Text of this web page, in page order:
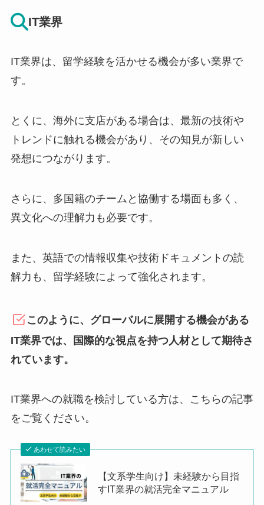
IT業界
IT業界は、留学経験を活かせる機会が多い業界で
す。
とくに、海外に支店がある場合は、最新の技術や
トレンドに触れる機会があり、その知見が新しい
発想につながります。
さらに、多国籍のチームと協働する場面も多く、
異文化への理解力も必要です。
また、英語での情報収集や技術ドキュメントの読
解力も、留学経験によって強化されます。
このように、グローバルに展開する機会がある
IT業界では、国際的な視点を持つ人材として期待さ
れています。
IT業界への就職を検討している方は、こちらの記事
をご覧ください。
あわせて読みたい
【文系学生向け】未経験から目指
すIT業界の就活完全マニュアル